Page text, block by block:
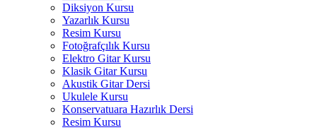
Diksiyon Kursu
Yazarlık Kursu
Resim Kursu
Fotoğrafçılık Kursu
Elektro Gitar Kursu
Klasik Gitar Kursu
Akustik Gitar Dersi
Ukulele Kursu
Konservatuara Hazırlık Dersi
Resim Kursu